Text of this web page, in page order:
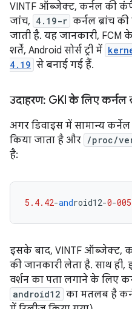
VINTF ऑब्जेक्ट, कर्नल की
जांच, 4.19-r कर्नल ब्रांच
जाती है. यह जानकारी, FCM
शर्तें, Android सोर्स ट्री में
4.19 से बनाई गई हैं.
उदाहरण: GKI के लिए कर्नल
अगर डिवाइस में सामान्य
किया जाता है और /proc/
है:
5.4.42-android12-0-
इसके बाद, VINTF ऑब्जेक्ट,
की जानकारी लेता है. साथ
वर्शन का पता लगाने के लिए
android12 का मतलब है